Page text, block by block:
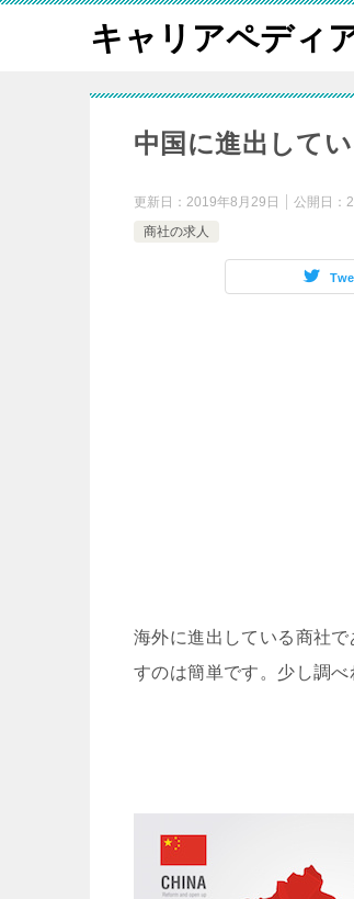
キャリアペディ
中国に進出して
更新日： 2019年8月29日 公開日：
商社の求人
海外に進出している商社
すのは簡単です。少し調べ